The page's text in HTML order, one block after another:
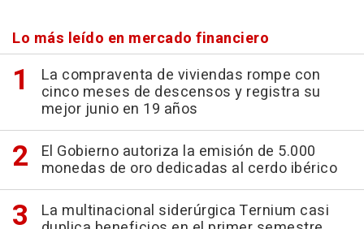
Lo más leído en mercado financiero
La compraventa de viviendas rompe con
cinco meses de descensos y registra su
mejor junio en 19 años
El Gobierno autoriza la emisión de 5.000
monedas de oro dedicadas al cerdo ibérico
La multinacional siderúrgica Ternium casi